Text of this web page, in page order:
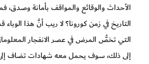
الأحداث والوقائع والمواقف بأمانة وصدق،
التاريخ في زمن كورونا؟ لا ريب أنَّ هذا الوباء
التي تخصُّ المرض في عصر الانفجار
إلى ذلك، سوف يحمل معه شهادات تضاف إلى